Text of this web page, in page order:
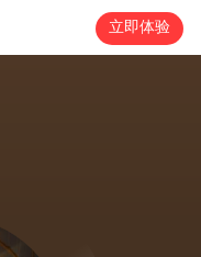
立即体验